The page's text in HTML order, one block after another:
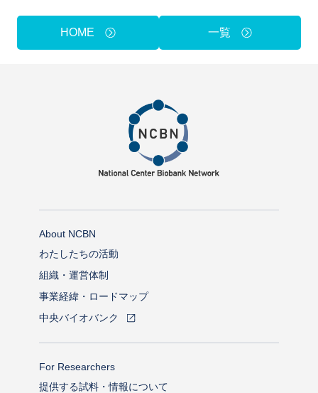
HOME 一覧
About NCBN
わたしたちの活動
組織・運営体制
事業経緯・ロードマップ
中央バイオバンク
For Researchers
提供する試料・情報について